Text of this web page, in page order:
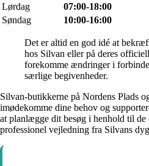
Lørdag
07:00-18:00
Søndag
10:00-16:00
Det er altid en god idé at
hos Silvan eller på deres
forekomme ændringer i
særlige begivenheder.
Silvan-butikkerne på Nordens Plads
imødekomme dine behov og
at planlægge dit besøg i henhold til de
professionel vejledning fra Silvans